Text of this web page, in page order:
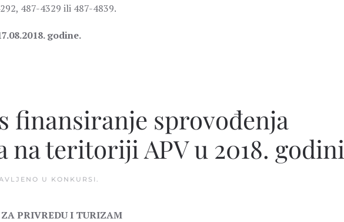
487-4329 ili 487-4839.
godine.
finansiranje sprovođenja
na teritoriji APV u 2018. godini
U KONKURSI .
PRIVREDU I TURIZAM